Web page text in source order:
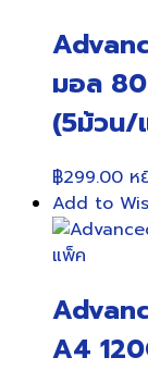
มอล
(5ม้วน
฿299.00 ห
Add to
A4